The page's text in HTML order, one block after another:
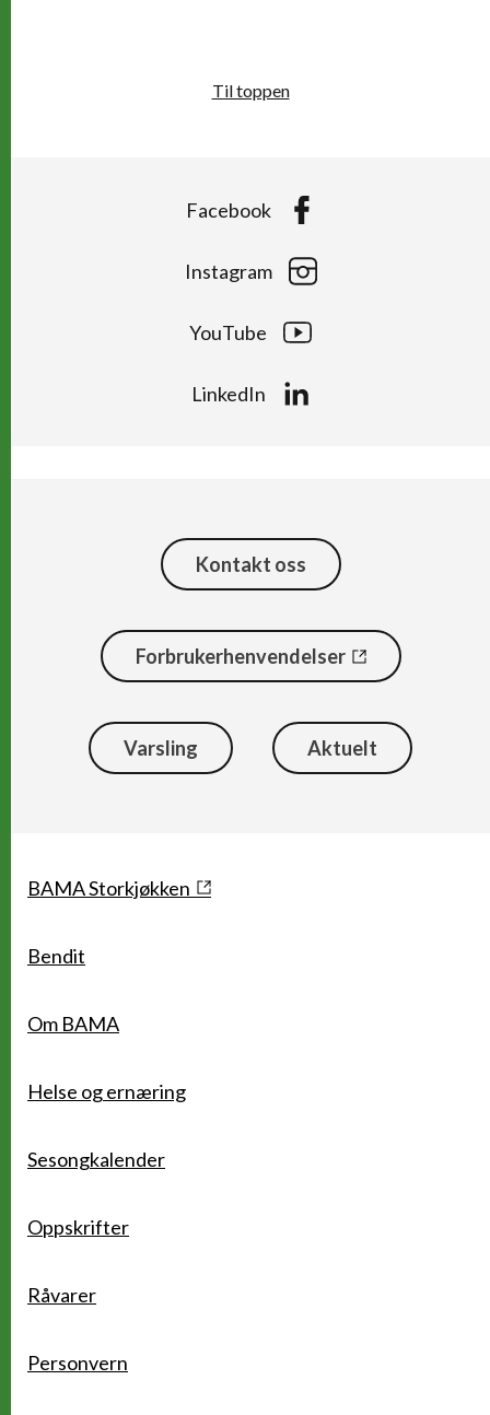
Til toppen
Facebook
Instagram
YouTube
LinkedIn
Kontakt oss
Forbrukerhenvendelser
Varsling Aktuelt
Snarveier
BAMA Storkjøkken
Bendit
Om BAMA
Helse og ernæring
Sesongkalender
Oppskrifter
Råvarer
Personvern